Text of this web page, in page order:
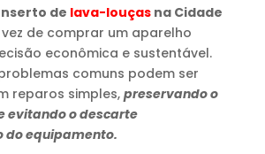
de lava-louçasna Cidade
de comprar um aparelho
econômica e sustentável.
comuns podem ser
reparos simples, preservando o
evitando o descarte
do equipamento.